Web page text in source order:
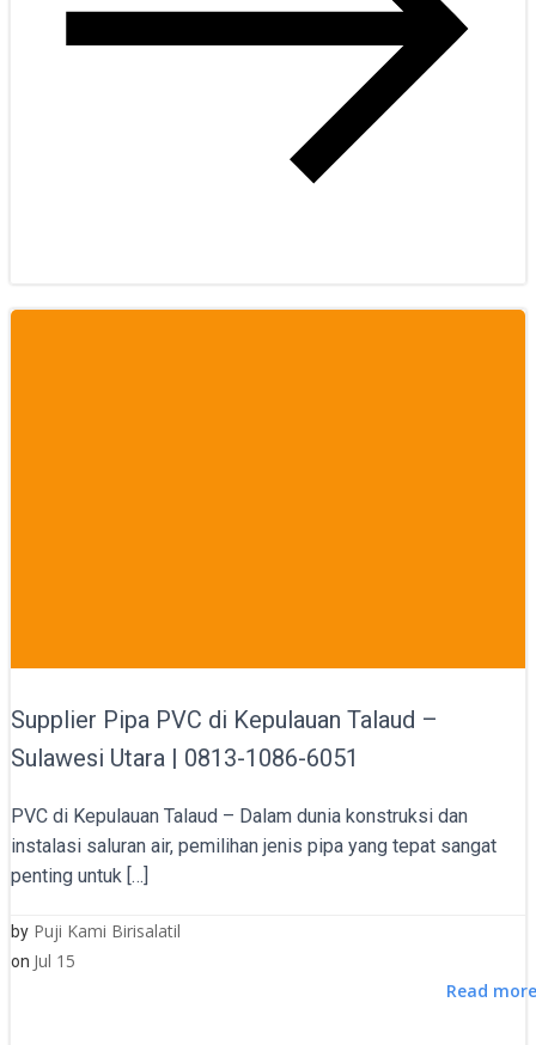
Supplier Pipa PVC di Kepulauan Talaud –
Sulawesi Utara | 0813-1086-6051
PVC di Kepulauan Talaud – Dalam dunia konstruksi dan
instalasi saluran air, pemilihan jenis pipa yang tepat sangat
penting untuk […]
by Puji Kami Birisalatil
on Jul 15
Read more